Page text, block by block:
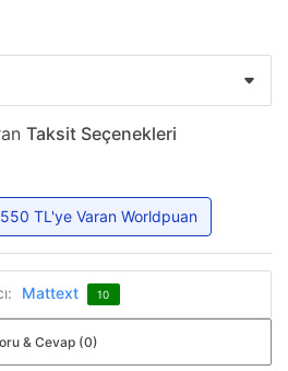
Taksit Seçenekleri
TL'ye Varan Worldpuan
Mattext 10
& Cevap (0)